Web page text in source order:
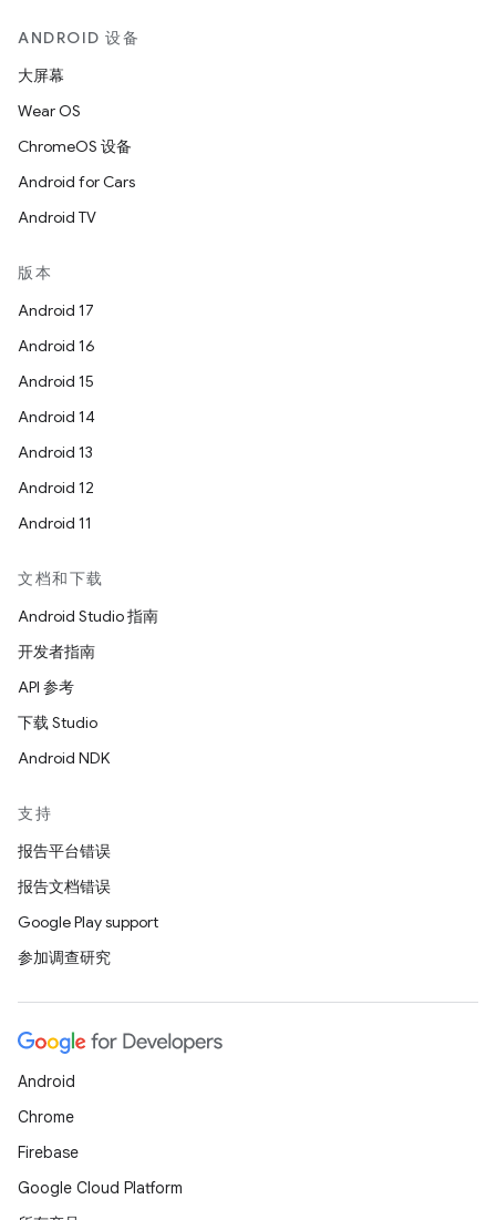
ANDROID 设备
大屏幕
Wear OS
ChromeOS 设备
Android for Cars
Android TV
版本
Android 17
Android 16
Android 15
Android 14
Android 13
Android 12
Android 11
文档和下载
Android Studio 指南
开发者指南
API 参考
下载 Studio
Android NDK
支持
报告平台错误
报告文档错误
Google Play support
参加调查研究
Android
Chrome
Firebase
Google Cloud Platform